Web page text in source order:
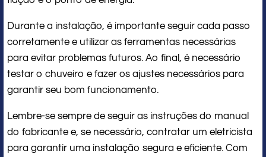
Durante a instalação, é importante seguir cada passo
corretamente e utilizar as ferramentas necessárias
para evitar problemas futuros. Ao final, é necessário
testar o chuveiro e fazer os ajustes necessários para
garantir seu bom funcionamento.
Lembre-se sempre de seguir as instruções do manual
do fabricante e, se necessário, contratar um eletricista
para garantir uma instalação segura e eficiente. Com